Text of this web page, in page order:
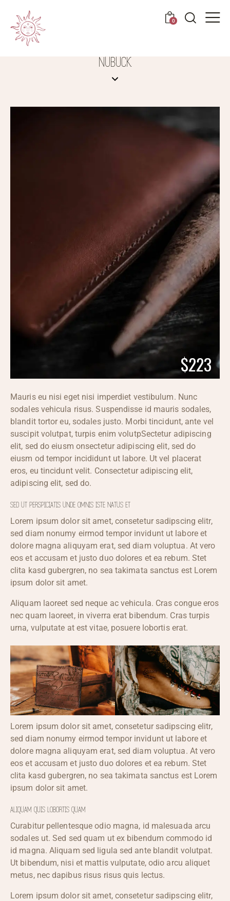
0
NUBUCK
$223
Mauris eu nisi eget nisi imperdiet vestibulum. Nunc
sodales vehicula risus. Suspendisse id mauris sodales,
blandit tortor eu, sodales justo. Morbi tincidunt, ante vel
suscipit volutpat, turpis enim volutpSectetur adipiscing
elit, sed do eiusm onsectetur adipiscing elit, sed do
eiusm od tempor incididunt ut labore. Ut vel placerat
eros, eu tincidunt velit. Consectetur adipiscing elit,
adipiscing elit, sed do.
SED UT PERSPICIATIS UNDE OMNIS ISTE NATUS ET
Lorem ipsum dolor sit amet, consetetur sadipscing elitr,
sed diam nonumy eirmod tempor invidunt ut labore et
dolore magna aliquyam erat, sed diam voluptua. At vero
eos et accusam et justo duo dolores et ea rebum. Stet
clita kasd gubergren, no sea takimata sanctus est Lorem
ipsum dolor sit amet.
Aliquam laoreet sed neque ac vehicula. Cras congue eros
nec quam laoreet, in viverra erat bibendum. Cras turpis
urna, vulputate at est vitae, posuere lobortis erat.
Lorem ipsum dolor sit amet, consetetur sadipscing elitr,
sed diam nonumy eirmod tempor invidunt ut labore et
dolore magna aliquyam erat, sed diam voluptua. At vero
eos et accusam et justo duo dolores et ea rebum. Stet
clita kasd gubergren, no sea takimata sanctus est Lorem
ipsum dolor sit amet.
ALIQUAM QUIS LOBORTIS QUAM
Curabitur pellentesque odio magna, id malesuada arcu
sodales ut. Sed sed quam ut ex bibendum commodo id
id magna. Aliquam sed ligula sed ante blandit volutpat.
Ut bibendum, nisi et mattis vulputate, odio arcu aliquet
metus, nec dapibus risus risus quis lectus.
Lorem ipsum dolor sit amet, consetetur sadipscing elitr,